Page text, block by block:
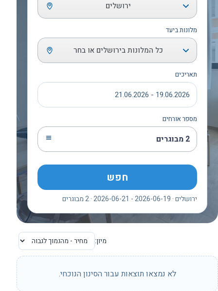
ירושלים
מלונות ביעד
כל המלונות בירושלים או בחר
תאריכים
19.06.2026 - 21.06.2026
מספר אורחים
2 מבוגרים
חפש
ירושלים · 2026-06-19 - 2026-06-21 · 2 מבוגרים
מיון:
לא נמצאו תוצאות עבור הסינון הנוכחי.